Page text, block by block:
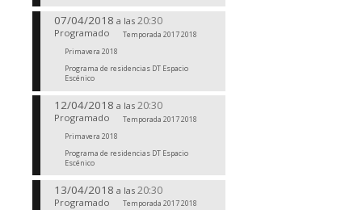
07/04/2018 a las 20:30
Programado
Temporada 2017 2018
Primavera 2018
Programa de residencias DT Espacio
Escénico
12/04/2018 a las 20:30
Programado
Temporada 2017 2018
Primavera 2018
Programa de residencias DT Espacio
Escénico
13/04/2018 a las 20:30
Programado
Temporada 2017 2018